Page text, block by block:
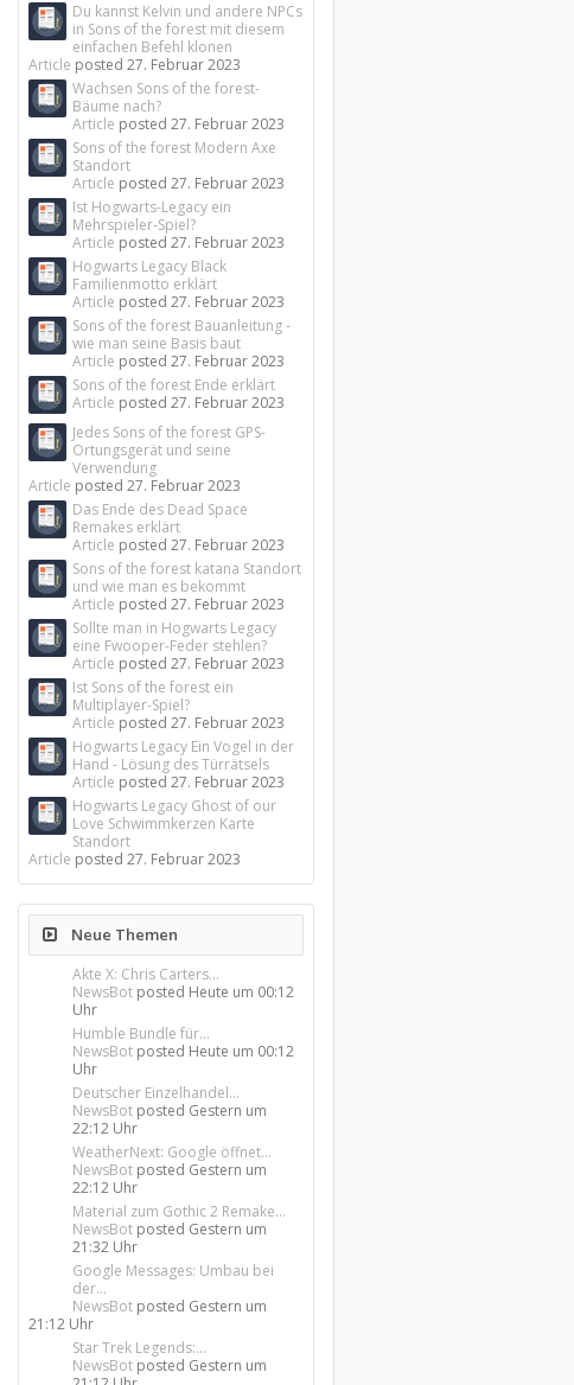
Du kannst Kelvin und andere NPCs
in Sons of the forest mit diesem
einfachen Befehl klonen
Article posted27. Februar 2023
Wachsen Sons of the forest-
Bäume nach?
Article posted27. Februar 2023
Sons of the forest Modern Axe
Standort
Article posted27. Februar 2023
Ist Hogwarts-Legacy ein
Mehrspieler-Spiel?
Article posted27. Februar 2023
Hogwarts Legacy Black
Familienmotto erklärt
Article posted27. Februar 2023
Sons of the forest Bauanleitung -
wie man seine Basis baut
Article posted27. Februar 2023
Sons of the forest Ende erklärt
Article posted27. Februar 2023
Jedes Sons of the forest GPS-
Ortungsgerät und seine
Verwendung
Article posted27. Februar 2023
Das Ende des Dead Space
Remakes erklärt
Article posted27. Februar 2023
Sons of the forest katana Standort
und wie man es bekommt
Article posted27. Februar 2023
Sollte man in Hogwarts Legacy
eine Fwooper-Feder stehlen?
Article posted27. Februar 2023
Ist Sons of the forest ein
Multiplayer-Spiel?
Article posted27. Februar 2023
Hogwarts Legacy Ein Vogel in der
Hand - Lösung des Türrätsels
Article posted27. Februar 2023
Hogwarts Legacy Ghost of our
Love Schwimmkerzen Karte
Standort
Article posted27. Februar 2023
Neue Themen
Akte X: Chris Carters...
NewsBot posted Heute um 00:12
Uhr
Humble Bundle für...
NewsBot posted Heute um 00:12
Uhr
Deutscher Einzelhandel...
NewsBot posted Gestern um
22:12 Uhr
WeatherNext: Google öffnet...
NewsBot posted Gestern um
22:12 Uhr
Material zum Gothic 2 Remake...
NewsBot posted Gestern um
21:32 Uhr
Google Messages: Umbau bei
der...
NewsBot posted Gestern um
21:12 Uhr
Star Trek Legends:...
NewsBot posted Gestern um